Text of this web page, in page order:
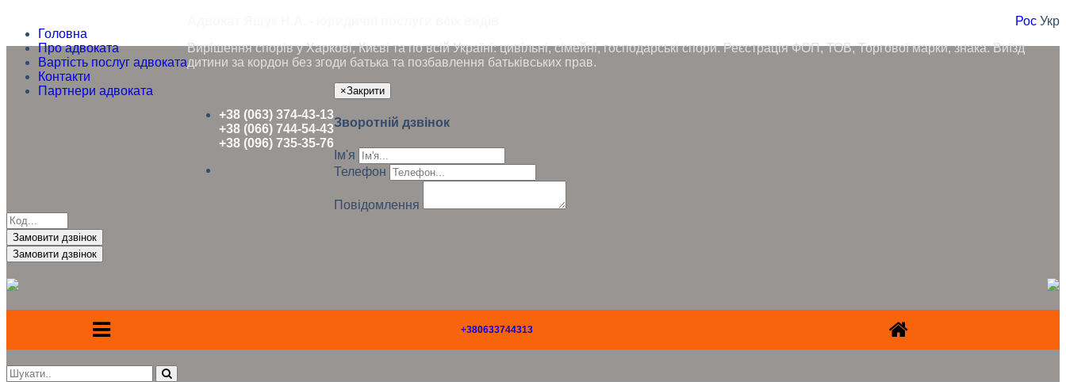
Головна
Про адвоката
Вартість послуг адвоката
Контакти
Партнери адвоката
Рос Укр
Вирішення спорів у Харкові, Києві та по всій Україні: цивільні, сімейні, господарські спори. Реєстрація ФОП, ТОВ, Торгової марки, знака. Виїзд
дитини за кордон без згоди батька та позбавлення батьківських прав.
+38 (063) 374-43-13
+38 (066) 744-54-43
+38 (096) 735-35-76
×Закрити
Зворотній дзвінок
Ім'я
Телефон
Повідомлення
Замовити дзвінок
+380633744313